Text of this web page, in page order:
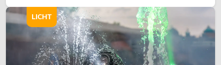
EUROLITE Set LED KLS Laser Bar FX +
Boxenhochständer heavy, Alu sw
No. 20000288 Artikel nicht mehr verfügbar
wirken lassen.
LICHT